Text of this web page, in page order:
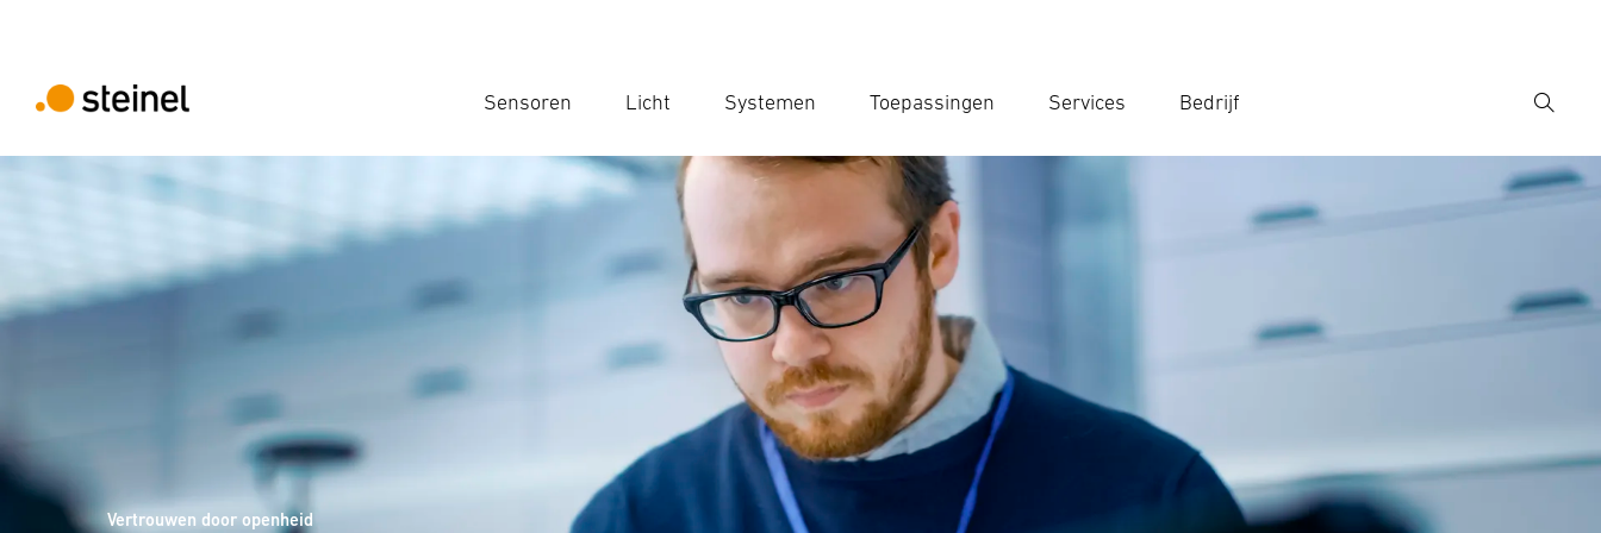
Sensoren Licht Systemen Toepassingen Services Bedrijf
Zoek
Vertrouwen door openheid